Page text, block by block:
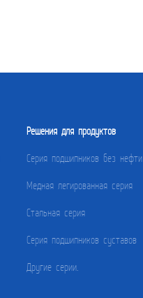
Решения для продуктов
Серия подшипников без нефти
Медная легированная серия
Стальная серия
Серия подшипников суставов
Другие серии.